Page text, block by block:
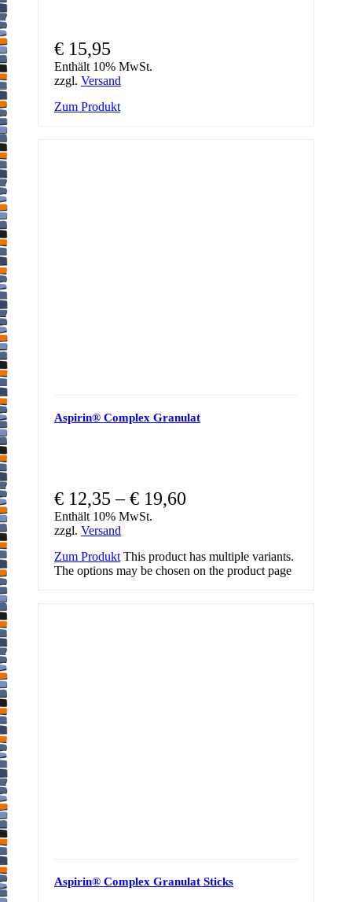
€ 15,95
Enthält 10% MwSt.
zzgl. Versand
Zum Produkt
Aspirin® Complex Granulat
€ 12,35 –€ 19,60
Enthält 10% MwSt.
zzgl. Versand
Zum Produkt This product has multiple variants.
The options may be chosen on the product page
Aspirin® Complex Granulat Sticks